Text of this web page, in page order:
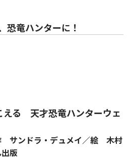
恐竜ハンターに！
える 天才恐竜ハンターウェ
サンドラ・デュメイ／絵 木村
版